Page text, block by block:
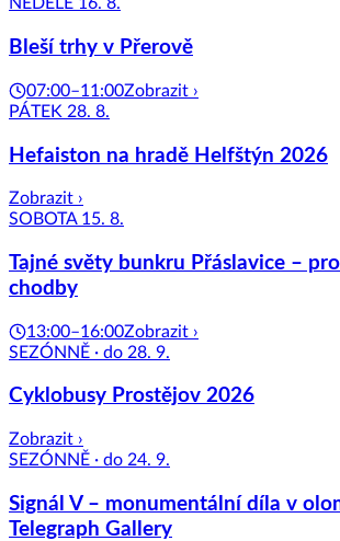
NEDĚLE 16. 8.
Bleší trhy v Přerově
07:00–11:00Zobrazit ›
PÁTEK 28. 8.
Hefaiston na hradě Helfštýn 2026
Zobrazit ›
SOBOTA 15. 8.
Tajné světy bunkru Přáslavice –
chodby
13:00–16:00Zobrazit ›
SEZÓNNĚ · do 28. 9.
Cyklobusy Prostějov 2026
Zobrazit ›
SEZÓNNĚ · do 24. 9.
Signál V – monumentální díla v
Telegraph Gallery